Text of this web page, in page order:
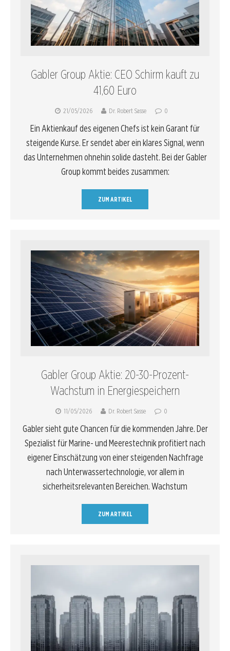
Gabler Group Aktie: CEO Schirm kauft zu
41,60 Euro
21/05/2026 Dr. Robert Sasse 0
Ein Aktienkauf des eigenen Chefs ist kein Garant für
steigende Kurse. Er sendet aber ein klares Signal, wenn
das Unternehmen ohnehin solide dasteht. Bei der Gabler
Group kommt beides zusammen:
ZUM ARTIKEL
Gabler Group Aktie: 20-30-Prozent-
Wachstum in Energiespeichern
11/05/2026 Dr. Robert Sasse 0
Gabler sieht gute Chancen für die kommenden Jahre. Der
Spezialist für Marine- und Meerestechnik profitiert nach
eigener Einschätzung von einer steigenden Nachfrage
nach Unterwassertechnologie, vor allem in
sicherheitsrelevanten Bereichen. Wachstum
ZUM ARTIKEL